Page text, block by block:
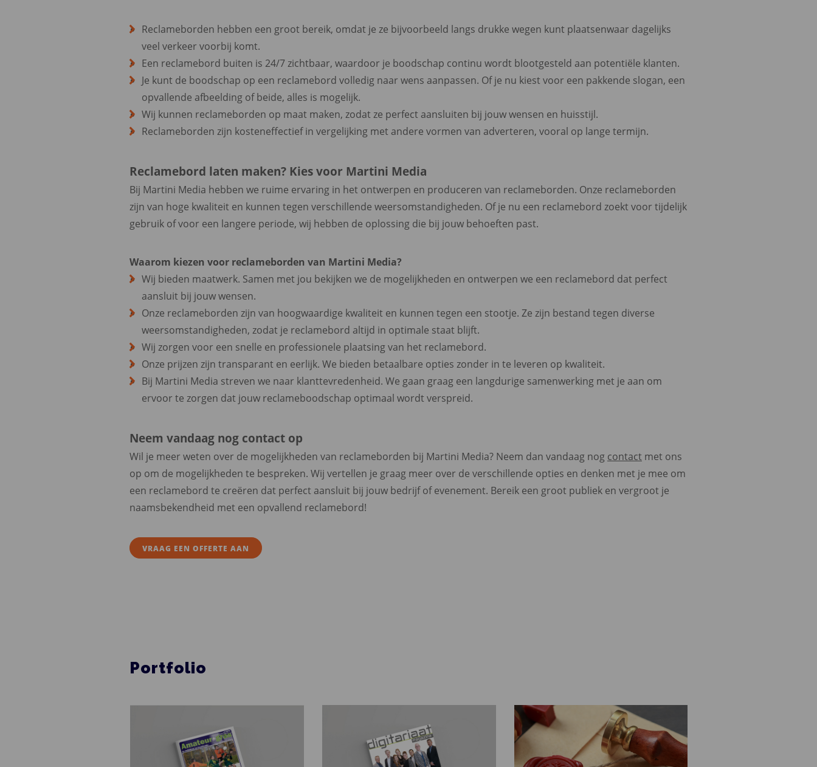
Reclameborden hebben een groot bereik, omdat je ze bijvoorbeeld langs drukke wegen kunt plaatsenwaar dagelijks
veel verkeer voorbij komt.
Een reclamebord buiten is 24/7 zichtbaar, waardoor je boodschap continu wordt blootgesteld aan potentiële klanten.
Je kunt de boodschap op een reclamebord volledig naar wens aanpassen. Of je nu kiest voor een pakkende slogan, een
opvallende afbeelding of beide, alles is mogelijk.
Wij kunnen reclameborden op maat maken, zodat ze perfect aansluiten bij jouw wensen en huisstijl.
Reclameborden zijn kosteneffectief in vergelijking met andere vormen van adverteren, vooral op lange termijn.
Reclamebord laten maken? Kies voor Martini Media
Bij Martini Media hebben we ruime ervaring in het ontwerpen en produceren van reclameborden. Onze reclameborden
zijn van hoge kwaliteit en kunnen tegen verschillende weersomstandigheden. Of je nu een reclamebord zoekt voor tijdelijk
gebruik of voor een langere periode, wij hebben de oplossing die bij jouw behoeften past.
Waarom kiezen voor reclameborden van Martini Media?
Wij bieden maatwerk. Samen met jou bekijken we de mogelijkheden en ontwerpen we een reclamebord dat perfect
aansluit bij jouw wensen.
Onze reclameborden zijn van hoogwaardige kwaliteit en kunnen tegen een stootje. Ze zijn bestand tegen diverse
weersomstandigheden, zodat je reclamebord altijd in optimale staat blijft.
Wij zorgen voor een snelle en professionele plaatsing van het reclamebord.
Onze prijzen zijn transparant en eerlijk. We bieden betaalbare opties zonder in te leveren op kwaliteit.
Bij Martini Media streven we naar klanttevredenheid. We gaan graag een langdurige samenwerking met je aan om
ervoor te zorgen dat jouw reclameboodschap optimaal wordt verspreid.
Neem vandaag nog contact op
Wil je meer weten over de mogelijkheden van reclameborden bij Martini Media? Neem dan vandaag nog contact met ons
op om de mogelijkheden te bespreken. Wij vertellen je graag meer over de verschillende opties en denken met je mee om
een reclamebord te creëren dat perfect aansluit bij jouw bedrijf of evenement. Bereik een groot publiek en vergroot je
naamsbekendheid met een opvallend reclamebord!
VRAAG EEN OFFERTE AAN
Portfolio